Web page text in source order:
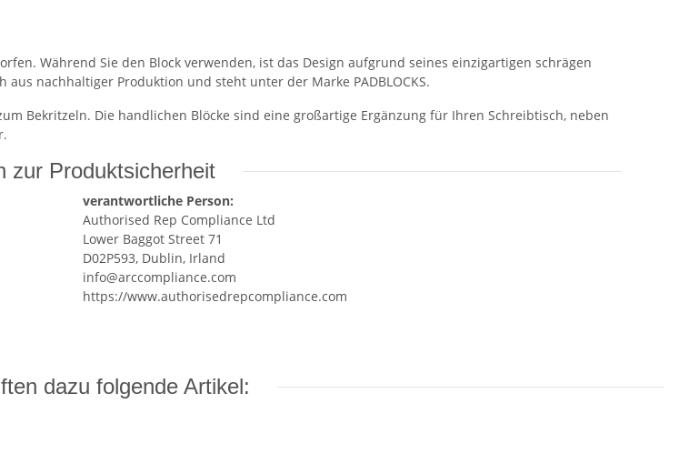
Während Sie den Block verwenden, ist das Design aufgrund seines einzigartigen schrägen
nachhaltiger Produktion und steht unter der Marke PADBLOCKS.
Bekritzeln. Die handlichen Blöcke sind eine großartige Ergänzung für Ihren Schreibtisch, neben
zur Produktsicherheit
verantwortliche Person:
Authorised Rep Compliance Ltd
Lower Baggot Street 71
D02P593, Dublin, Irland
info@arccompliance.com
https://www.authorisedrepcompliance.com
dazu folgende Artikel: